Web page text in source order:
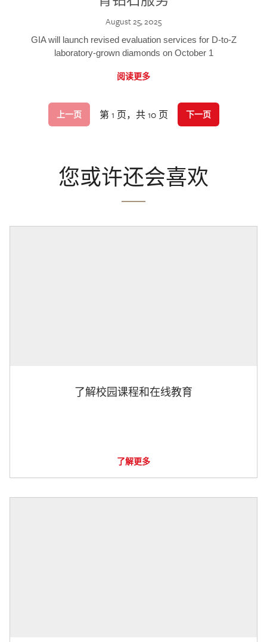
August 25, 2025
GIA will launch revised evaluation services for D-to-Z
laboratory-grown diamonds on October 1
阅读更多
上一页 第 1 页，共 10 页 下一页
您或许还会喜欢
了解校园课程和在线教育
了解更多